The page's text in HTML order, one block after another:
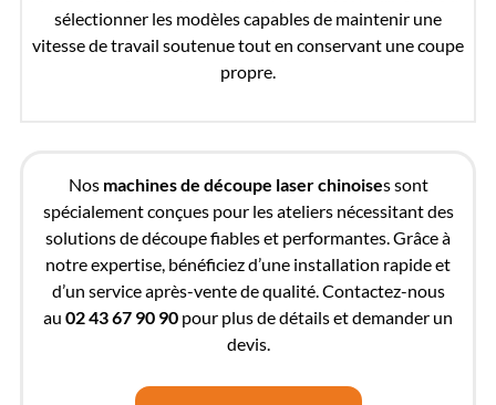
sélectionner les modèles capables de maintenir une
vitesse de travail soutenue tout en conservant une coupe
propre.
Nos machines de découpe laser chinoises sont
spécialement conçues pour les ateliers nécessitant des
solutions de découpe fiables et performantes. Grâce à
notre expertise, bénéficiez d’une installation rapide et
d’un service après-vente de qualité. Contactez-nous
au 02 43 67 90 90 pour plus de détails et demander un
devis.